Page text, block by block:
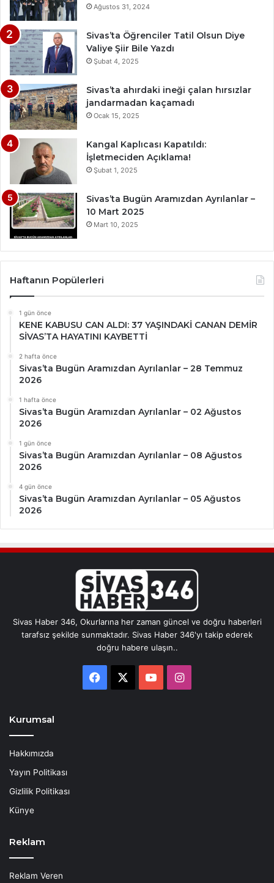
Ağustos 31, 2024
Sivas’ta Öğrenciler Tatil Olsun Diye
Valiye Şiir Bile Yazdı
Şubat 4, 2025
Sivas’ta ahırdaki ineği çalan hırsızlar
jandarmadan kaçamadı
Ocak 15, 2025
Kangal Kaplıcası Kapatıldı:
İşletmeciden Açıklama!
Şubat 1, 2025
Sivas’ta Bugün Aramızdan Ayrılanlar –
10 Mart 2025
Mart 10, 2025
Haftanın Popülerleri
1 gün önce
KENE KABUSU CAN ALDI: 37 YAŞINDAKİ CANAN DEMİR
SİVAS’TA HAYATINI KAYBETTİ
2 hafta önce
Sivas’ta Bugün Aramızdan Ayrılanlar – 28 Temmuz
2026
1 hafta önce
Sivas’ta Bugün Aramızdan Ayrılanlar – 02 Ağustos
2026
1 gün önce
Sivas’ta Bugün Aramızdan Ayrılanlar – 08 Ağustos
2026
4 gün önce
Sivas’ta Bugün Aramızdan Ayrılanlar – 05 Ağustos
2026
Sivas Haber 346, Okurlarına her zaman güncel ve doğru haberleri
tarafsız şekilde sunmaktadır. Sivas Haber 346'yı takip ederek
doğru habere ulaşın..
Facebook YouTubeInstagram
Kurumsal
Hakkımızda
Yayın Politikası
Gizlilik Politikası
Künye
Reklam
Reklam Veren